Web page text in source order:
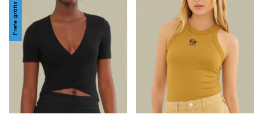
Frete grátis